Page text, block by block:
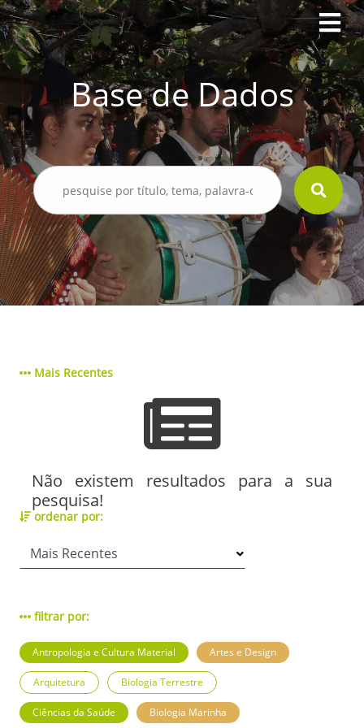
Base de Dados
Mais Recentes
Não existem resultados para a sua
pesquisa!
ordenar por:
filtrar por:
Antropologia e Cultura Material Artes e Design
Arquitetura Biologia Terrestre
Ciências da Saúde Biologia Marinha